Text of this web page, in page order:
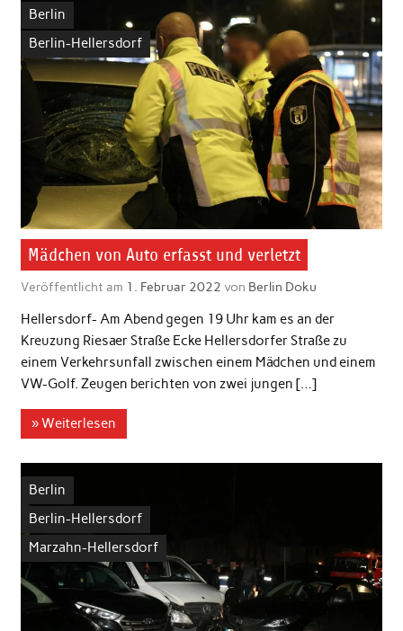
Berlin
Berlin-Hellersdorf
Mädchen von Auto erfasst und verletzt
Veröffentlicht am 1. Februar 2022 von Berlin Doku
Hellersdorf- Am Abend gegen 19 Uhr kam es an der
Kreuzung Riesaer Straße Ecke Hellersdorfer Straße zu
einem Verkehrsunfall zwischen einem Mädchen und einem
VW-Golf. Zeugen berichten von zwei jungen […]
» Weiterlesen
Berlin
Berlin-Hellersdorf
Marzahn-Hellersdorf